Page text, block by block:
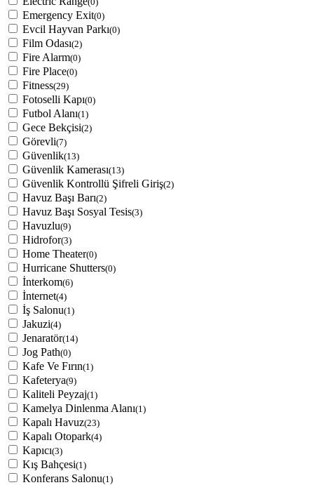
Emergency Exit(0)
Evcil Hayvan Parkı(0)
Film Odası(2)
Fire Alarm(0)
Fire Place(0)
Fitness(29)
Fotoselli Kapı(0)
Futbol Alanı(1)
Gece Bekçisi(2)
Görevli(7)
Güvenlik(13)
Güvenlik Kamerası(13)
Güvenlik Kontrollü Şifreli Giriş(2)
Havuz Başı Barı(2)
Havuz Başı Sosyal Tesis(3)
Havuzlu(9)
Hidrofor(3)
Home Theater(0)
Hurricane Shutters(0)
İnterkom(6)
İnternet(4)
İş Salonu(1)
Jakuzi(4)
Jenaratör(14)
Jog Path(0)
Kafe Ve Fırın(1)
Kafeterya(9)
Kaliteli Peyzaj(1)
Kamelya Dinlenma Alanı(1)
Kapalı Havuz(23)
Kapalı Otopark(4)
Kapıcı(3)
Kış Bahçesi(1)
Konferans Salonu(1)